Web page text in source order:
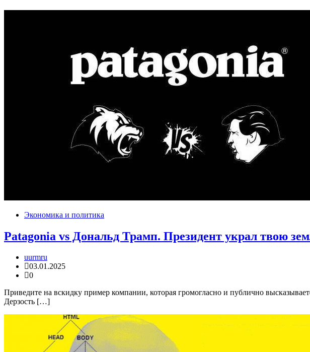
Экономика и политика
Patagonia vs Дональд Трамп. Президент украл твою
uurmru
03.01.2025
0
Приведите на вскидку пример компании, которая громогласно и публично
Дерзость […]